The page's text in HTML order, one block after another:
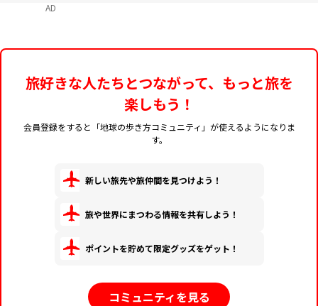
AD
旅好きな人たちとつながって、もっと旅を
楽しもう！
会員登録をすると「地球の歩き方コミュニティ」が使えるようになりま
す。
新しい旅先や旅仲間を見つけよう！
旅や世界にまつわる情報を共有しよう！
ポイントを貯めて限定グッズをゲット！
コミュニティを見る